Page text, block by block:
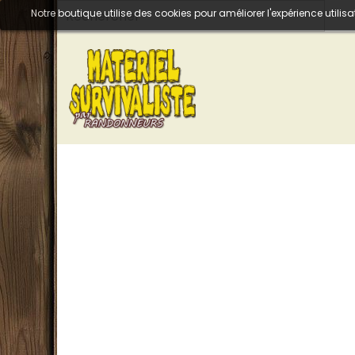
Notre boutique utilise des cookies pour améliorer l'expérience